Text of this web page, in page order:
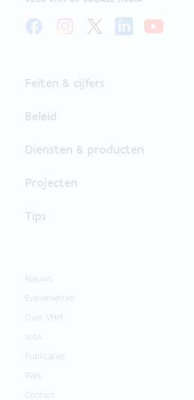
Feiten & cijfers
Beleid
Diensten & producten
Projecten
Tips
Nieuws
Evenementen
Over VMM
Jobs
Publicaties
Pers
Contact